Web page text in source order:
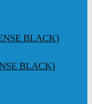
BLACK)
BLACK)